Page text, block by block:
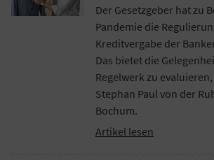
Der Gesetzgeber hat zu
Pandemie die
Kreditvergabe der
Das bietet die
Regelwerk zu
Stephan Paul von der
Bochum.
Artikel lesen